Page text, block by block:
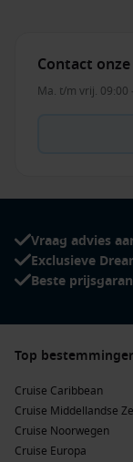
Contact
Ma. t/m vrij. 09:00
Vraag advies
Exclusieve
Beste
Top
Cruise Caribbean
Cruise Middellandse
Cruise Noorwegen
Cruise Europa